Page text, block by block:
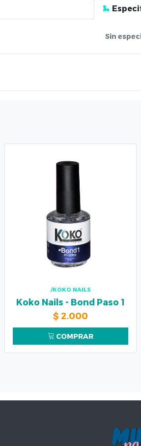
Sin
/KOKO NAILS
Koko Nails - Bond Paso 1
$2.000
COMPRAR